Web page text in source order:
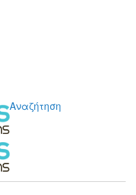
Αναζήτηση